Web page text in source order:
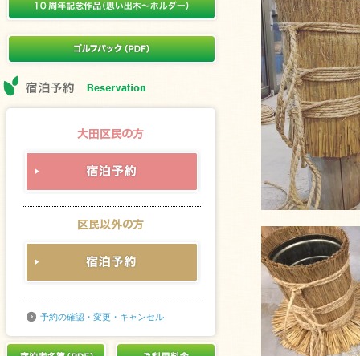
予約の確認・変更・キャンセル